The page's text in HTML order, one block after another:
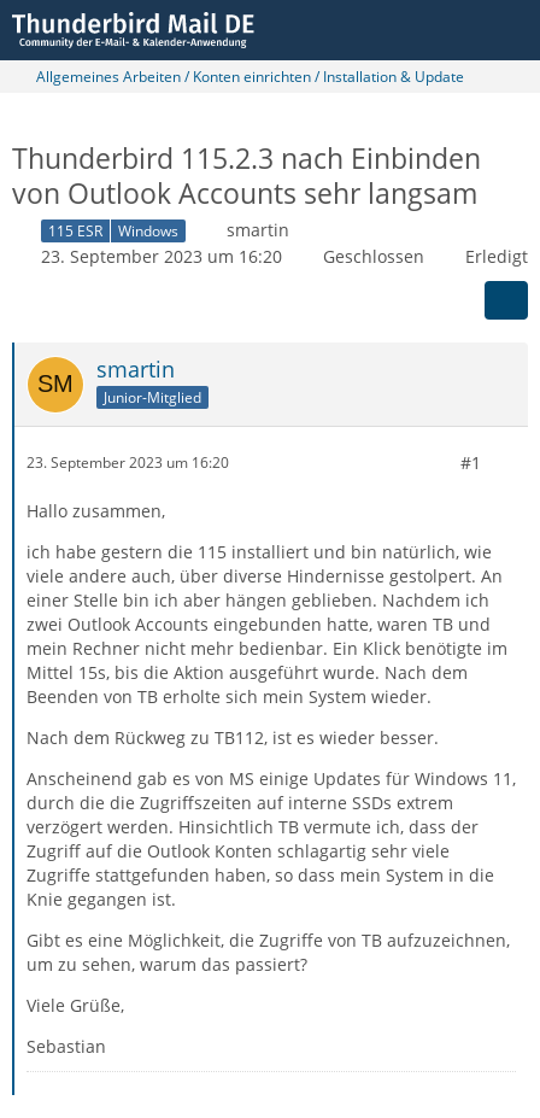
Allgemeines Arbeiten / Konten einrichten / Installation & Update
Thunderbird 115.2.3 nach Einbinden
von Outlook Accounts sehr langsam
115 ESR Windows
smartin
23. September 2023 um 16:20
Geschlossen Erledigt
smartin
Junior-Mitglied
23. September 2023 um 16:20 #1
Hallo zusammen,
ich habe gestern die 115 installiert und bin natürlich, wie
viele andere auch, über diverse Hindernisse gestolpert. An
einer Stelle bin ich aber hängen geblieben. Nachdem ich
zwei Outlook Accounts eingebunden hatte, waren TB und
mein Rechner nicht mehr bedienbar. Ein Klick benötigte im
Mittel 15s, bis die Aktion ausgeführt wurde. Nach dem
Beenden von TB erholte sich mein System wieder.
Nach dem Rückweg zu TB112, ist es wieder besser.
Anscheinend gab es von MS einige Updates für Windows 11,
durch die die Zugriffszeiten auf interne SSDs extrem
verzögert werden. Hinsichtlich TB vermute ich, dass der
Zugriff auf die Outlook Konten schlagartig sehr viele
Zugriffe stattgefunden haben, so dass mein System in die
Knie gegangen ist.
Gibt es eine Möglichkeit, die Zugriffe von TB aufzuzeichnen,
um zu sehen, warum das passiert?
Viele Grüße,
Sebastian